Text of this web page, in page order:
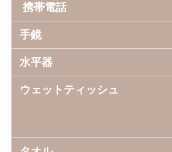
携帯電話
手鏡
水平器
ウェットティッシュ